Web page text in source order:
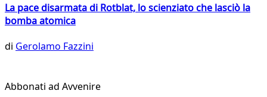
La pace disarmata di Rotblat, lo scienziato che lasciò la
bomba atomica
di Gerolamo Fazzini
Abbonati ad Avvenire